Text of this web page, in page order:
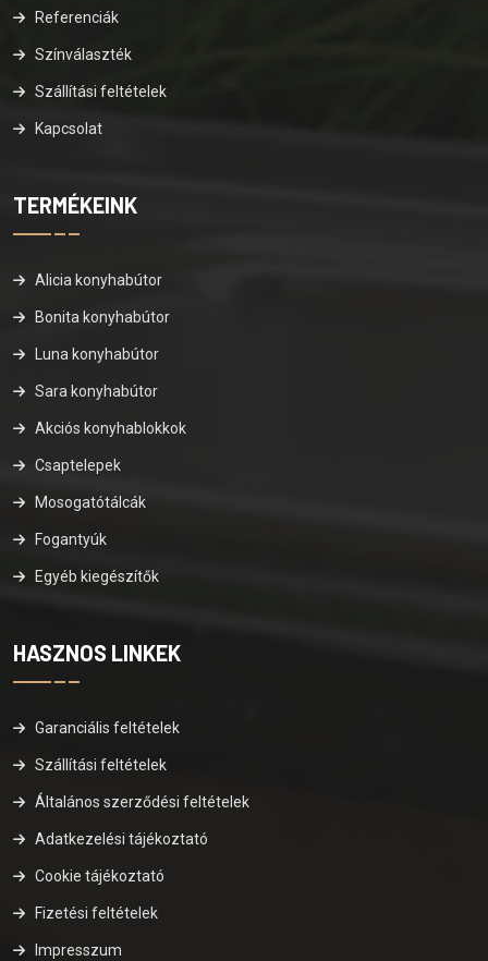
Referenciák
Színválaszték
Szállítási feltételek
Kapcsolat
TERMÉKEINK
Alicia konyhabútor
Bonita konyhabútor
Luna konyhabútor
Sara konyhabútor
Akciós konyhablokkok
Csaptelepek
Mosogatótálcák
Fogantyúk
Egyéb kiegészítők
HASZNOS LINKEK
Garanciális feltételek
Szállítási feltételek
Általános szerződési feltételek
Adatkezelési tájékoztató
Cookie tájékoztató
Fizetési feltételek
Impresszum